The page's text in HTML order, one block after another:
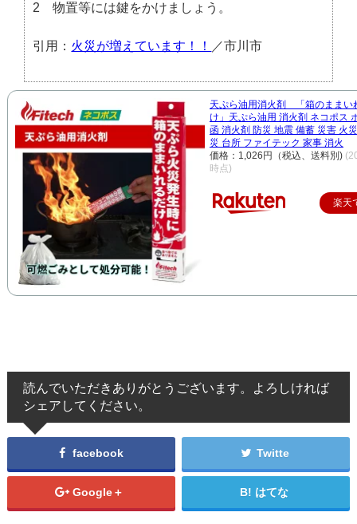
2 物置等には鍵をかけましょう。
引用： 火災が増えています！！ ／市川市
天ぷら油用消火剤 「箱のままい
け」天ぷら油用 消火剤 ネコポス
函 消火剤 防災 地震 備蓄 災害 火
災 台所 ファイテック 家事 消火
価格：1,026円（税込、送料別)
時点)
楽天
読んでいただきありがとうございます。よろしければ
シェアしてください。
facebook Twitte
Google＋ はてな